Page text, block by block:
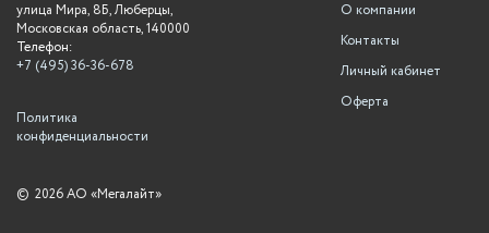
О компании
Контакты
Личный кабинет
Оферта
улица Мира, 8Б, Люберцы,
Московская область, 140000
Телефон:
+7 (495) 36-36-678
Политика
конфиденциальности
© 2026 АО «Мегалайт»